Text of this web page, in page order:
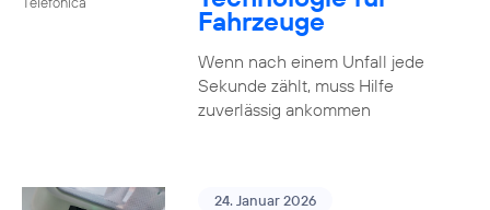
Fahrzeuge
Wenn nach einem Unfall jede
Sekunde zählt, muss Hilfe
zuverlässig ankommen
24. Januar 2026